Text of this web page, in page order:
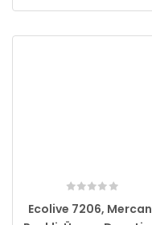
Ecolive 7206, Mercan